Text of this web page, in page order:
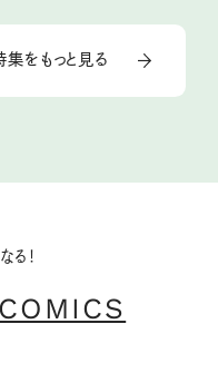
集をもっと見る
る！